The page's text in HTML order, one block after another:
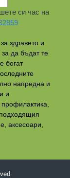
си час на
здравето и
да бъдат те
богат
напредна и
и
аксесоари,